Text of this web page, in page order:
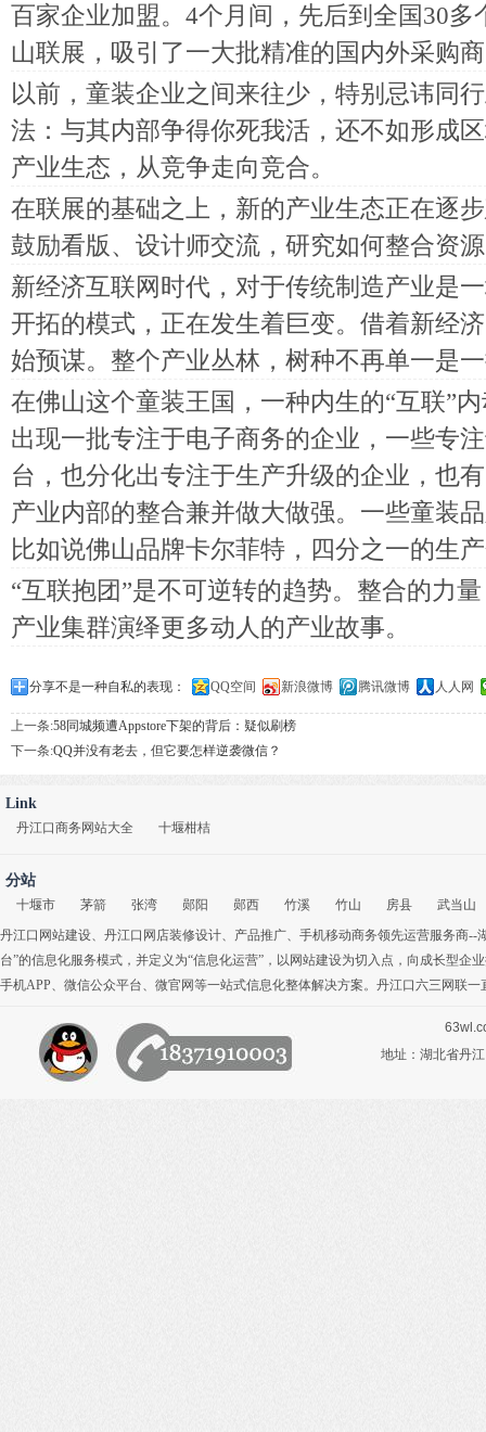
百家企业加盟。4个月间，先后到全国30
山联展，吸引了一大批精准的国内外采购
以前，童装企业之间来往少，特别忌讳同
法：与其内部争得你死我活，还不如形成
产业生态，从竞争走向竞合。
在联展的基础之上，新的产业生态正在逐
鼓励看版、设计师交流，研究如何整合资
新经济互联网时代，对于传统制造产业是
开拓的模式，正在发生着巨变。借着新经
始预谋。整个产业丛林，树种不再单一是
在佛山这个童装王国，一种内生的“互联”
出现一批专注于电子商务的企业，一些专
台，也分化出专注于生产升级的企业，也
产业内部的整合兼并做大做强。一些童装
比如说佛山品牌卡尔菲特，四分之一的生
“互联抱团”是不可逆转的趋势。整合的力
产业集群演绎更多动人的产业故事。
分享不是一种自私的表现： QQ空间 新浪微博 腾讯微博 人人网
上一条:58同城频遭Appstore下架的背后：疑似刷榜
下一条:QQ并没有老去，但它要怎样逆袭微信？
Link
丹江口商务网站大全 十堰柑桔
分站
十堰市 茅箭 张湾 郧阳 郧西 竹溪 竹山 房县
武当山
丹江口网站建设、 丹江口网店装修设计、 产品推广、 手机移动商务领先运营服务商--
台”的信息化服务模式，并定义为“信息化运营”，以网站建设为切入点，向成长型企
手机APP、 微信公众平台、 微官网等一站式信息化整体解决方案。丹江口六三网联
地址：湖北省丹